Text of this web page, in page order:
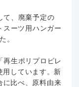
て、廃棄予定の
スーツ用ハンガー
。
再生ポリプロピレ
用しています。新
に比べ、原料由来